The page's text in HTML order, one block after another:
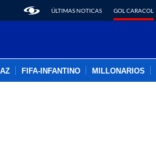
ÚLTIMAS NOTICAS GOL CARACOL
FIFA-INFANTINO MILLONARIOS